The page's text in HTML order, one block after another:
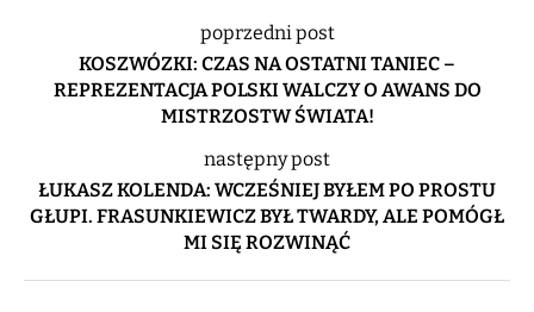
poprzedni post
KOSZWÓZKI: CZAS NA OSTATNI TANIEC –
REPREZENTACJA POLSKI WALCZY O AWANS DO
MISTRZOSTW ŚWIATA!
następny post
ŁUKASZ KOLENDA: WCZEŚNIEJ BYŁEM PO PROSTU
GŁUPI. FRASUNKIEWICZ BYŁ TWARDY, ALE POMÓGŁ
MI SIĘ ROZWINĄĆ